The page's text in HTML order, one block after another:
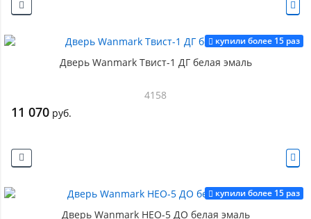
купили более 15 раз
Дверь Wanmark Твист-1 ДГ белая эмаль
4158
11 070 руб.
купили более 15 раз
Дверь Wanmark НЕО-5 ДО белая эмаль